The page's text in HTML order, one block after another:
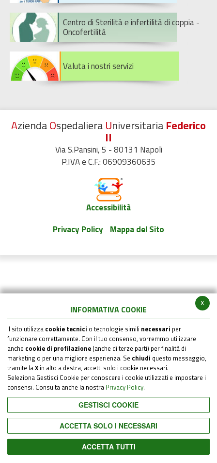
x
INFORMATIVA COOKIE
Il sito utilizza cookie tecnici o tecnologie simili necessari per
funzionare correttamente. Con il tuo consenso, vorremmo utilizzare
anche cookie di profilazione (anche di terze parti) per finalità di
marketing o per una migliore esperienza. Se chiudi questo messaggio,
tramite laX in alto a destra, accetti solo i cookie necessari.
Seleziona Gestisci Cookie per conoscere i cookie utilizzati e impostare i
consensi. Consulta anche la nostra Privacy Policy.
GESTISCI COOKIE
ACCETTA SOLO I NECESSARI
ACCETTA TUTTI
Centro di Sterilità e infertilità di coppia -
Oncofertilità
Valuta i nostri servizi
AziendaOspedaliera Universitaria Federico
II
Via S.Pansini, 5 - 80131 Napoli
P.IVA e C.F.: 06909360635
Accessibilità
Privacy Policy Mappa del Sito